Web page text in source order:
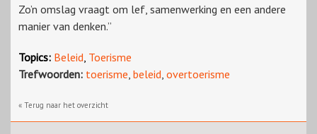
Zo’n omslag vraagt om lef, samenwerking en een andere
manier van denken.”
Topics: Beleid Toerisme
Trefwoorden: toerisme beleid overtoerisme
« Terug naar het overzicht